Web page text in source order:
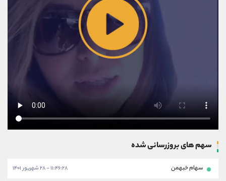
سهم های بروزرسانی شده
سهام خبهمن ۱۱:۴۶:۲۸ - ۲۸ شهریور ۱۴۰۱